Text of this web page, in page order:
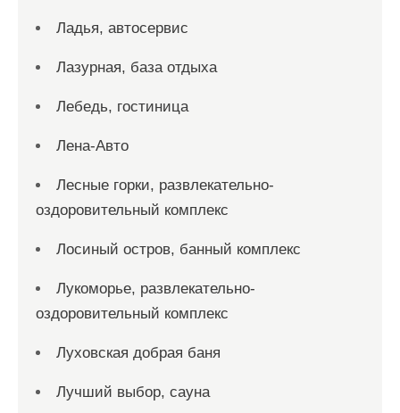
Ладья, автосервис
Лазурная, база отдыха
Лебедь, гостиница
Лена-Авто
Лесные горки, развлекательно-
оздоровительный комплекс
Лосиный остров, банный комплекс
Лукоморье, развлекательно-
оздоровительный комплекс
Луховская добрая баня
Лучший выбор, сауна